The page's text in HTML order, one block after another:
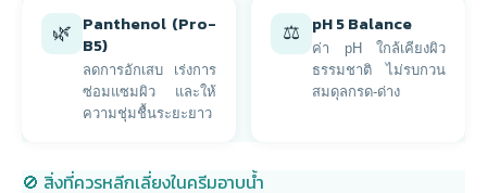
🌿 Panthenol (Pro-
B5)
ลดการอักเสบ เร่งการ
ซ่อมแซมผิว และให้
ความชุ่มชื้นระยะยาว
⚖️ pH 5 Balance
ค่า pH ใกล้เคียงผิว
ธรรมชาติ ไม่รบกวน
สมดุลกรด-ด่าง
🚫 สิ่งที่ควรหลีกเลี่ยงในครีมอาบน้ำ